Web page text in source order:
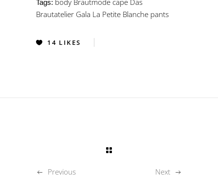
Tags: body Brautmode cape Das
Brautatelier Gala La Petite Blanche pants
14 LIKES
Previous Next